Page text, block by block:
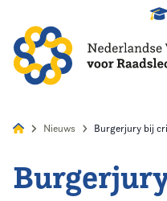
Home
Nieuws Burgerjury bij